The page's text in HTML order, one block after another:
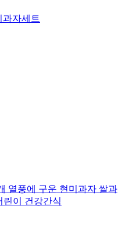
과자세트
열풍에 구운 현미과자 쌀과
린이 건강간식